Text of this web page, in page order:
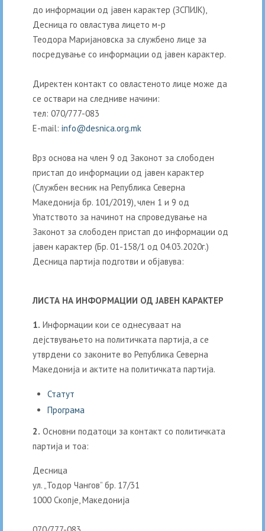
до информации од јавен карактер (ЗСПИЈК),
Десница го овластува лицето м-р
Теодора Маријановска за службено лице за
посредување со информации од јавен карактер.
Директен контакт со овластеното лице може да
се оствари на следниве начини:
тел: 070/777-083
E-mail: info@desnica.org.mk
Врз основа на член 9 од Законот за слободен
пристап до информации од јавен карактер
(Службен весник на Република Северна
Македонија бр. 101/2019), член 1 и 9 од
Упатството за начинот на спроведување на
Законот за слободен пристап до информации од
јавен карактер (Бр. 01-158/1 од 04.03.2020г.)
Десница партија подготви и објавува:
ЛИСТА НА ИНФОРМАЦИИ ОД ЈАВЕН КАРАКТЕР
1. Информации кои се однесуваат на
дејствувањето на политичката партија, а се
утврдени со законите во Република Северна
Македонија и актите на политичката партија.
Статут
Програма
2. Основни податоци за контакт со политичката
партија и тоа:
Десница
ул. „Тодор Чангов” бр. 17/31
1000 Скопје, Македонија